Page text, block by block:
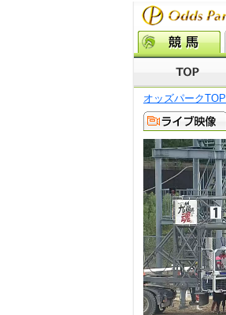
オッズパークTOP